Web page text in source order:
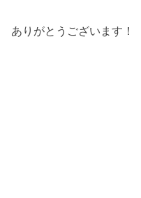
ありがとうございます！